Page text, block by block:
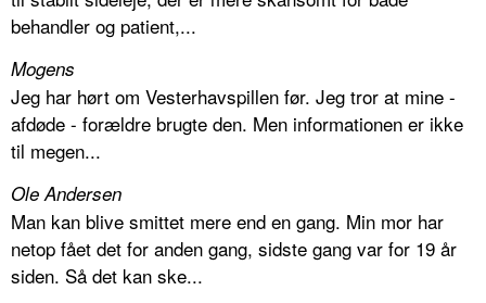
behandler og patient,...
Mogens
Jeg har hørt om Vesterhavspillen før. Jeg tror at mine -
afdøde - forældre brugte den. Men informationen er ikke
til megen...
Ole Andersen
Man kan blive smittet mere end en gang. Min mor har
netop fået det for anden gang, sidste gang var for 19 år
siden. Så det kan ske...